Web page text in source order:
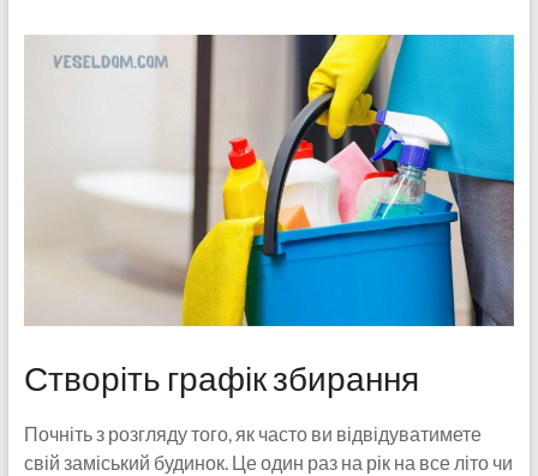
Створіть графік збирання
Почніть з розгляду того, як часто ви відвідуватимете
свій заміський будинок. Це один раз на рік на все літо чи